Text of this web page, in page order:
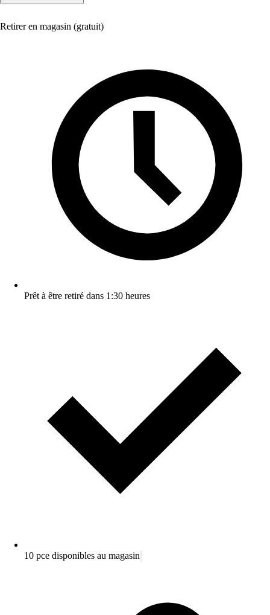
Retirer en magasin (gratuit)
Prêt à être retiré dans 1:30 heures
10 pce disponibles au magasin